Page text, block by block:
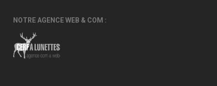
NOTRE AGENCE WEB & COM :